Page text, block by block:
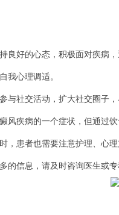
好的心态，积极面对疾病，
我心理调适。
社交活动，扩大社交圈子，
疾病的一个症状，但通过饮
，患者也需要注意护理、心
的信息，请及时咨询医生或专